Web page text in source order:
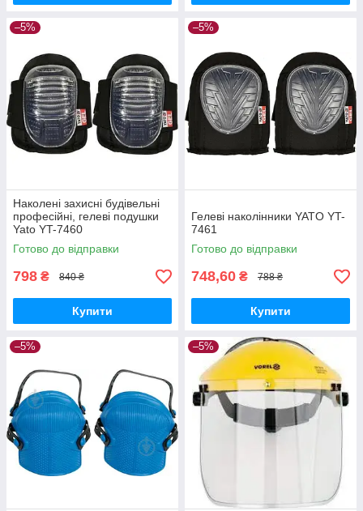
–5%
Наколені захисні будівельні
професійні, гелеві подушки
Yato YT-7460
Готово до відправки
798 ₴ 840 ₴
Купити
–5%
Гелеві наколінники YATO YT-
7461
Готово до відправки
748,60 ₴ 788 ₴
Купити
–5% –5%